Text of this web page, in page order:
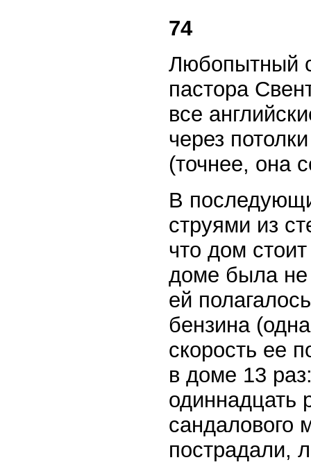
74
Любопытный
пастора
все
через
(точнее, она
В
струями из
что дом
доме была не
ей
бензина
скорость ее
в доме 13
одиннадцать
сандалового
пострадали,